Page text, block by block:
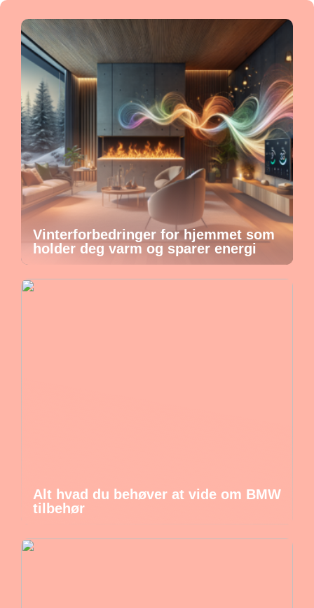
Vinterforbedringer for hjemmet som
holder deg varm og sparer energi
Alt hvad du behøver at vide om BMW
tilbehør